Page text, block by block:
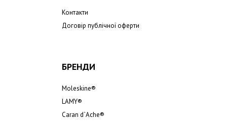
Контакти
Договір публічної оферти
БРЕНДИ
Moleskine®
LAMY®
Caran d`Ache®